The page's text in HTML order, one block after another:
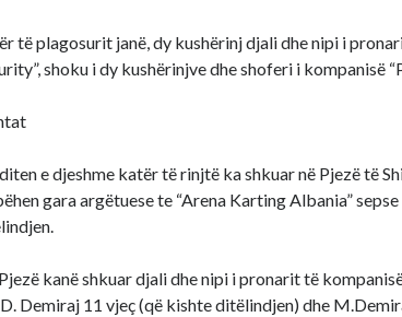
të plagosurit janë, dy kushërinj djali dhe nipi i
shoku i dy kushërinjve dhe shoferi i kompanisë
e djeshme katër të rinjtë ka shkuar në Pjezë të
gara argëtuese te “Arena Karting Albania”
kanë shkuar djali dhe nipi i pronarit të
Demiraj 11 vjeç (që kishte ditëlindjen) dhe